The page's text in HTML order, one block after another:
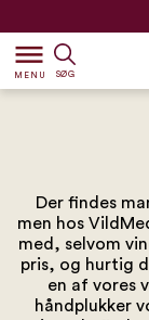
dehaze
MENU SØG
Der findes
men hos
med, selvom
pris, og hurtig
en af vores
håndplukker